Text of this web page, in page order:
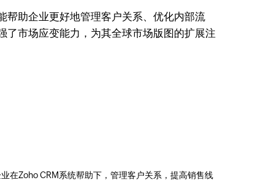
帮助企业更好地管理客户关系、优化内部流
了市场应变能力，为其全球市场版图的扩展注
在Zoho CRM系统帮助下，管理客户关系，提高销售线